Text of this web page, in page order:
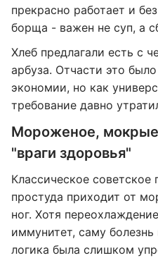
прекрасно работает и
борща - важен не суп, а
Хлеб предлагали есть с
арбуза. Отчасти это
экономии, но как
требование давно
Мороженое, мокрые
"враги здоровья"
Классическое советское
простуда приходит от
ног. Хотя
иммунитет, саму
логика была слишком